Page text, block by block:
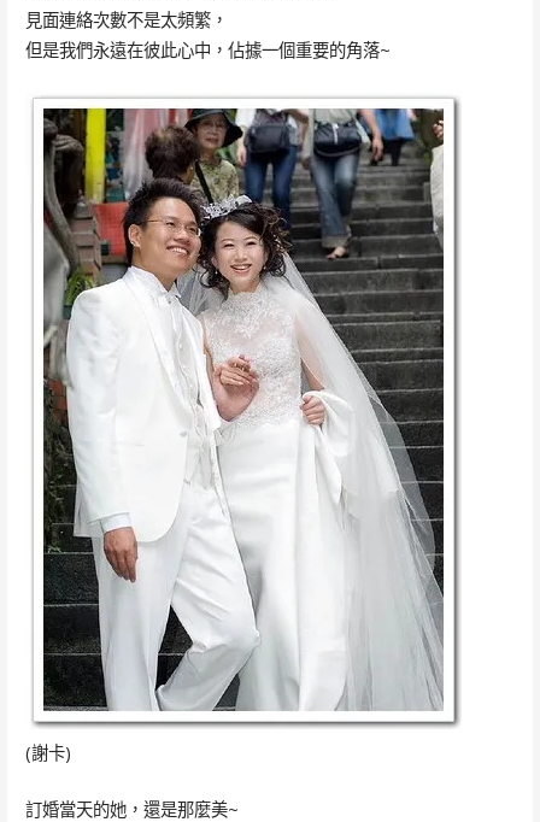
見面連絡次數不是太頻繁，
但是我們永遠在彼此心中，佔據一個重要的角落~
(謝卡)
訂婚當天的她，還是那麼美~